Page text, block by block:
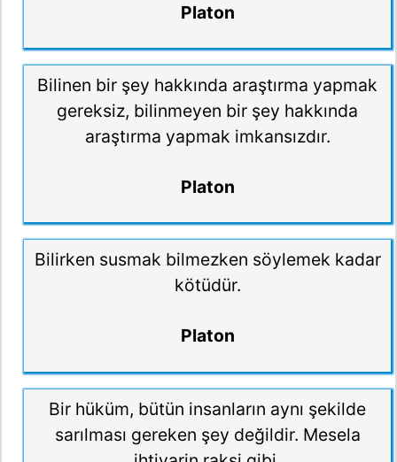
Platon
Bilinen bir şey hakkında araştırma yapmak
gereksiz, bilinmeyen bir şey hakkında
araştırma yapmak imkansızdır.
Platon
Bilirken susmak bilmezken söylemek kadar
kötüdür.
Platon
Bir hüküm, bütün insanların aynı şekilde
sarılması gereken şey değildir. Mesela